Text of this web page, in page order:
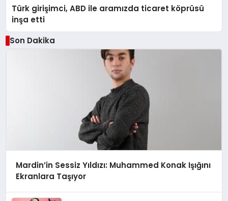
Türk girişimci, ABD ile aramızda ticaret köprüsü
inşa etti
Son Dakika
Mardin’in Sessiz Yıldızı: Muhammed Konak Işığını
Ekranlara Taşıyor